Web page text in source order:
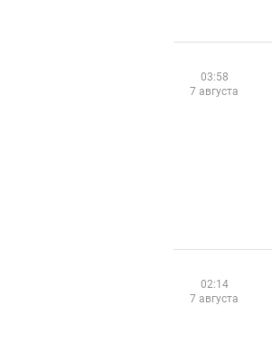
03:58
7 августа
02:14
7 августа